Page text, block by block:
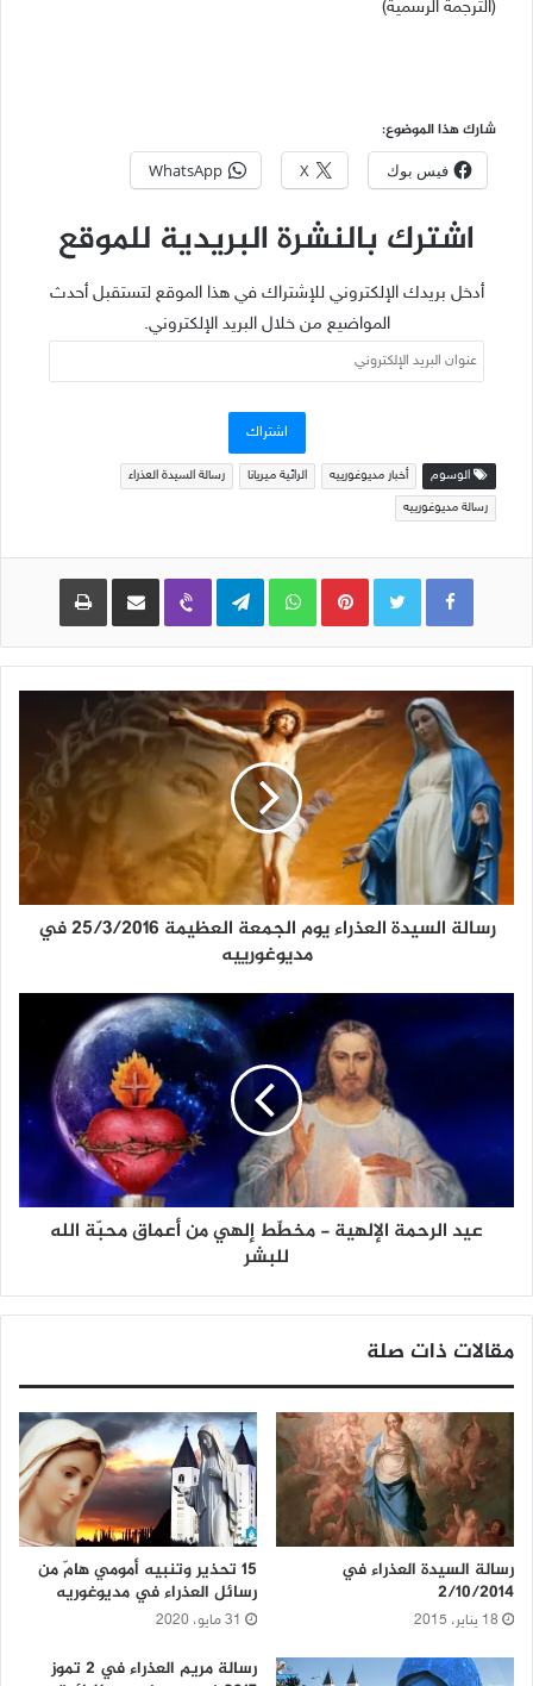
(الترجمة الرسمية)
شارك هذا الموضوع:
فيس بوك X
WhatsApp
اشترك بالنشرة البريدية للموقع
أدخل بريدك الإلكتروني للإشتراك في هذا الموقع لتستقبل أحدث
المواضيع من خلال البريد الإلكتروني.
عنوان
البريد
اشتراك
الوسوم أخبار مديوغورييه الرائية ميريانا رسالة السيدة العذراء
رسالة مديوغورييه
Pinterest
WhatsApp
Telegram
Viber مشاركة عبر البريد طباعة
رسالة السيدة العذراء يوم الجمعة العظيمة 25/3/2016 في
مديوغورييه
عيد الرحمة الإلهية - مخطّط إلهي من أعماق محبّة الله
للبشر
مقالات ذات صلة
رسالة السيدة العذراء في
2/10/2014
18 يناير، 2015
15 تحذير وتنبيه أمومي هامّ من
رسائل العذراء في مديوغوريه
31 مايو، 2020
رسالة مريم العذراء في 2 تموز